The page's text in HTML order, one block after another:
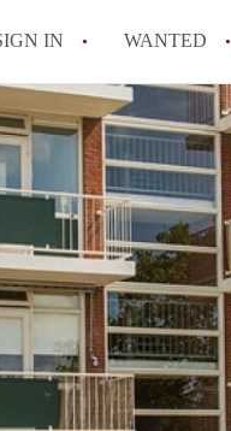
IN WANTED
All FAQs